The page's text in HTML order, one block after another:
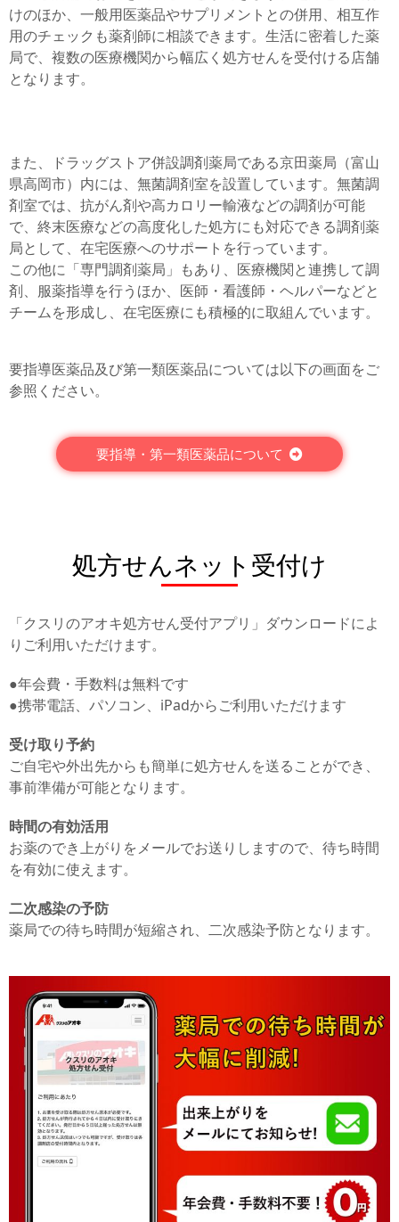
けのほか、一般用医薬品やサプリメントとの併用、相互作
用のチェックも薬剤師に相談できます。生活に密着した薬
局で、複数の医療機関から幅広く処方せんを受付ける店舗
となります。
また、ドラッグストア併設調剤薬局である京田薬局（富山
県高岡市）内には、無菌調剤室を設置しています。無菌調
剤室では、抗がん剤や高カロリー輸液などの調剤が可能
で、終末医療などの高度化した処方にも対応できる調剤薬
局として、在宅医療へのサポートを行っています。
この他に「専門調剤薬局」もあり、医療機関と連携して調
剤、服薬指導を行うほか、医師・看護師・ヘルパーなどと
チームを形成し、在宅医療にも積極的に取組んでいます。
要指導医薬品及び第一類医薬品については以下の画面をご
参照ください。
要指導・第一類医薬品について​
処方せんネット受付け
「クスリのアオキ処方せん受付アプリ」ダウンロードによ
りご利用いただけます。
●年会費・手数料は無料です
●携帯電話、パソコン、iPadからご利用いただけます
受け取り予約
ご自宅や外出先からも簡単に処方せんを送ることができ、
事前準備が可能となります。
時間の有効活用
お薬のでき上がりをメールでお送りしますので、待ち時間
を有効に使えます。
二次感染の予防
薬局での待ち時間が短縮され、二次感染予防となります。